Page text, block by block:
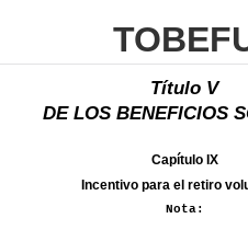
Título V
DE LOS BENEFICIOS
Capítulo IX
Incentivo para el retiro
Nota: